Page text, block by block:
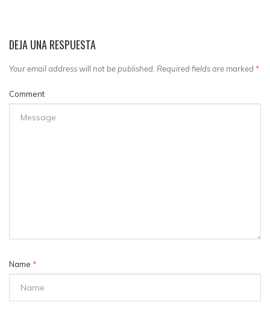
DEJA UNA RESPUESTA
Your email address will not be published. Required fields are marked *
Comment
Name *